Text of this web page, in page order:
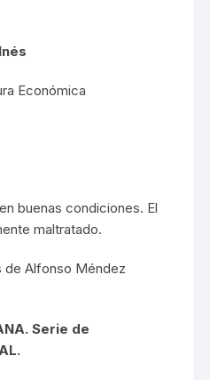
Económica
buenas condiciones. El
maltratado.
de Alfonso Méndez
Serie de